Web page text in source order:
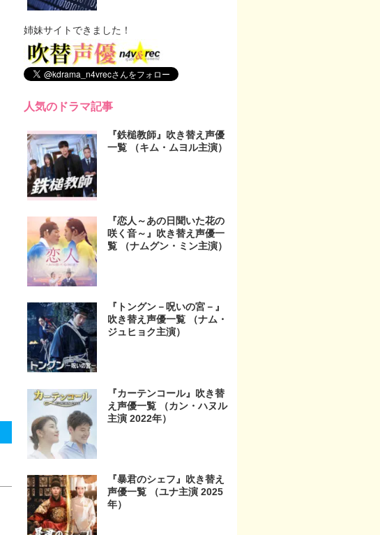
姉妹サイトできました！
人気のドラマ記事
『鉄槌教師』吹き替え声優
一覧 （キム・ムヨル主演）
『恋人～あの日聞いた花の
咲く音～』吹き替え声優一
覧 （ナムグン・ミン主演）
『トングン－呪いの宮－』
吹き替え声優一覧 （ナム・
ジュヒョク主演）
『カーテンコール』吹き替
え声優一覧 （カン・ハヌル
主演 2022年）
『暴君のシェフ』吹き替え
声優一覧 （ユナ主演 2025
年）